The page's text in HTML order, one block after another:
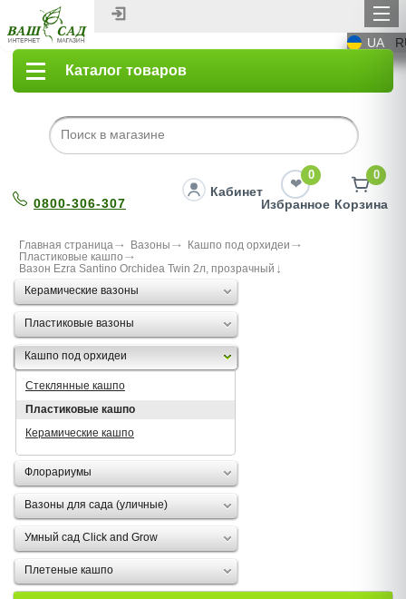
UA
Каталог товаров
0800-306-307
Кабинет
0
Избранное
0
Корзина
Главная страница Вазоны
Кашпо под орхидеи
Пластиковые кашпо
Вазон Ezra Santino Orchidea Twin 2л, прозрачный
Керамические вазоны
Пластиковые вазоны
Кашпо под орхидеи
Стеклянные кашпо
Пластиковые кашпо
Керамические кашпо
Флорариумы
Вазоны для сада (уличные)
Умный сад Click and Grow
Плетеные кашпо